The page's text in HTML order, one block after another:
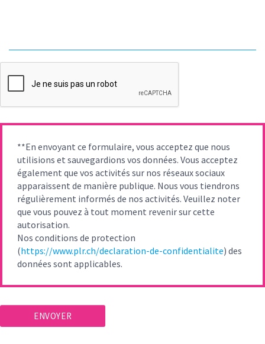
**En envoyant ce formulaire, vous acceptez que nous
utilisions et sauvegardions vos données. Vous acceptez
également que vos activités sur nos réseaux sociaux
apparaissent de manière publique. Nous vous tiendrons
régulièrement informés de nos activités. Veuillez noter
que vous pouvez à tout moment revenir sur cette
autorisation.
Nos conditions de protection
(https://www.plr.ch/declaration-de-confidentialite) des
données sont applicables.